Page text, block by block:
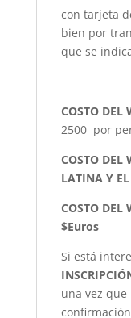
con tarjeta
bien por
que se
COSTO DEL
2500 por
COSTO DEL
LATINA Y
COSTO DEL
$Euros
Si está
una vez